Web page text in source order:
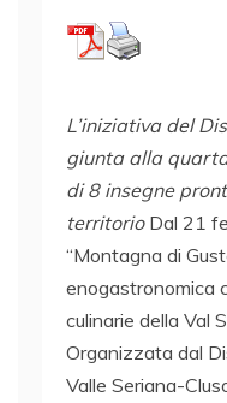
L’iniziativa del
giunta alla
di 8 insegne
territorio Dal 21
“Montagna di
enogastronomica
culinarie della Val
Organizzata dal
Valle Seriana-